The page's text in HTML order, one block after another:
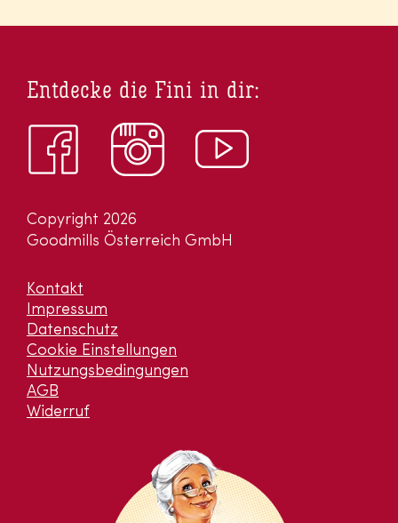
Copyright 2026
Goodmills Österreich GmbH
Kontakt
Impressum
Datenschutz
Cookie Einstellungen
Nutzungsbedingungen
AGB
Widerruf
Entdecke die Fini in dir: